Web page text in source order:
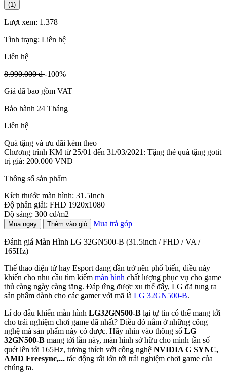
(1)
Lượt xem: 1.378
Tình trạng: Liên hệ
Liên hệ
8.990.000 đ-100%
Giá đã bao gồm VAT
Bảo hành 24 Tháng
Liên hệ
Quà tặng và ưu đãi kèm theo
Chương trình KM từ 25/01 đến 31/03/2021: Tặng thẻ quà tặng gotit
trị giá: 200.000 VNĐ
Thông số sản phẩm
Kích thước màn hình: 31.5Inch
Độ phân giải: FHD 1920x1080
Độ sáng: 300 cd/m2
Mua ngay Thêm vào giỏ Mua trả góp
Đánh giá Màn Hình LG 32GN500-B (31.5inch / FHD / VA /
165Hz)
Thể thao điện tử hay Esport đang dần trở nên phổ biến, điều này
khiến cho nhu cầu tìm kiếm màn hình chất lượng phục vụ cho game
thủ càng ngày càng tăng. Đáp ứng được xu thế đấy, LG đã tung ra
sản phẩm dành cho các gamer với mã là LG 32GN500-B.
Lí do đâu khiến màn hình LG32GN500-B lại tự tin có thể mang tới
cho trải nghiệm chơi game đã nhất? Điều đó nằm ở những công
nghệ mà sản phẩm này có được. Hãy nhìn vào thông số LG
32GN500-B mang tới lần này, màn hình sở hữu cho mình tần số
quét lên tới 165Hz, tương thích với công nghệ NVIDIA G SYNC,
AMD Freesync,... tác động rất lớn tới trải nghiệm chơi game của
chúng ta.